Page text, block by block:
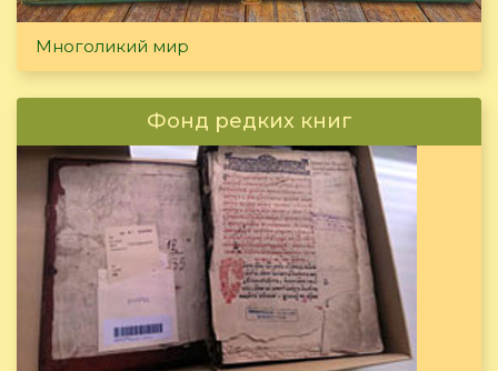
Многоликий мир
Фонд редких книг